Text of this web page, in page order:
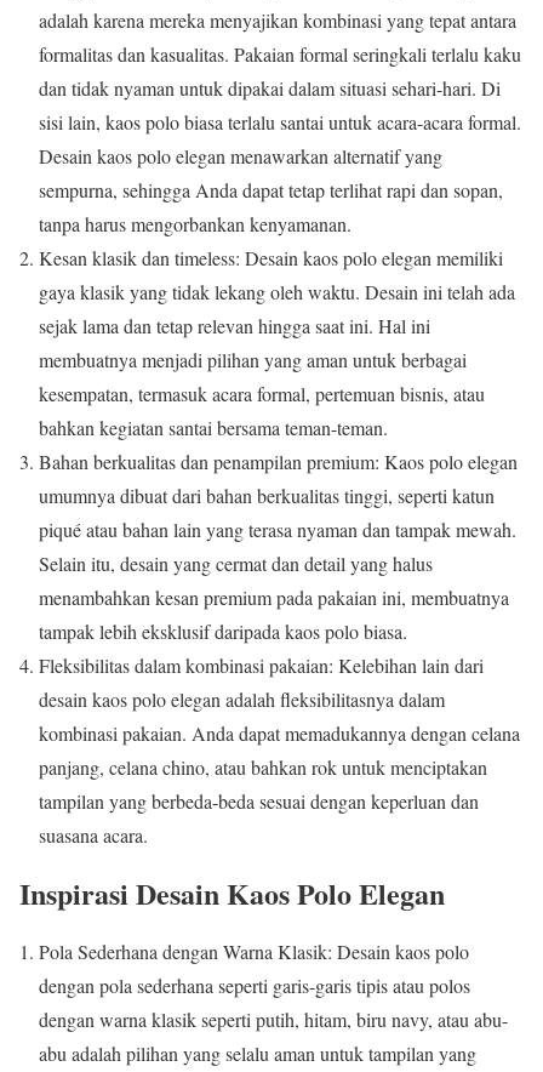
adalah karena mereka menyajikan kombinasi yang tepat antara
formalitas dan kasualitas. Pakaian formal seringkali terlalu kaku
dan tidak nyaman untuk dipakai dalam situasi sehari-hari. Di
sisi lain, kaos polo biasa terlalu santai untuk acara-acara formal.
Desain kaos polo elegan menawarkan alternatif yang
sempurna, sehingga Anda dapat tetap terlihat rapi dan sopan,
tanpa harus mengorbankan kenyamanan.
Kesan klasik dan timeless: Desain kaos polo elegan memiliki
gaya klasik yang tidak lekang oleh waktu. Desain ini telah ada
sejak lama dan tetap relevan hingga saat ini. Hal ini
membuatnya menjadi pilihan yang aman untuk berbagai
kesempatan, termasuk acara formal, pertemuan bisnis, atau
bahkan kegiatan santai bersama teman-teman.
Bahan berkualitas dan penampilan premium: Kaos polo elegan
umumnya dibuat dari bahan berkualitas tinggi, seperti katun
piqué atau bahan lain yang terasa nyaman dan tampak mewah.
Selain itu, desain yang cermat dan detail yang halus
menambahkan kesan premium pada pakaian ini, membuatnya
tampak lebih eksklusif daripada kaos polo biasa.
Fleksibilitas dalam kombinasi pakaian: Kelebihan lain dari
desain kaos polo elegan adalah fleksibilitasnya dalam
kombinasi pakaian. Anda dapat memadukannya dengan celana
panjang, celana chino, atau bahkan rok untuk menciptakan
tampilan yang berbeda-beda sesuai dengan keperluan dan
suasana acara.
Inspirasi Desain Kaos Polo Elegan
Pola Sederhana dengan Warna Klasik: Desain kaos polo
dengan pola sederhana seperti garis-garis tipis atau polos
dengan warna klasik seperti putih, hitam, biru navy, atau abu-
abu adalah pilihan yang selalu aman untuk tampilan yang